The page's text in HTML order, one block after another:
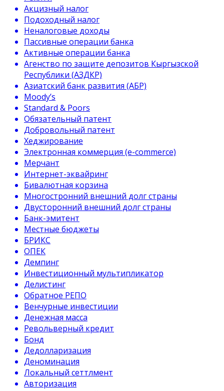
Акцизный налог
Подоходный налог
Неналоговые доходы
Пассивные операции банка
Активные операции банка
Агенство по защите депозитов Кыргызской
Республики (АЗДКР)
Азиатский банк развития (АБР)
Moody’s
Standard & Poors
Обязательный патент
Добровольный патент
Хеджирование
Электронная коммерция (e-commerce)
Мерчант
Интернет-эквайринг
Бивалютная корзина
Многостронний внешний долг страны
Двусторонний внешний долг страны
Банк-эмитент
Местные бюджеты
БРИКС
ОПЕК
Демпинг
Инвестиционный мультипликатор
Делистинг
Обратное РЕПО
Венчурные инвестиции
Денежная масса
Револьверный кредит
Бонд
Дедолларизация
Деноминация
Локальный сеттлмент
Авторизация